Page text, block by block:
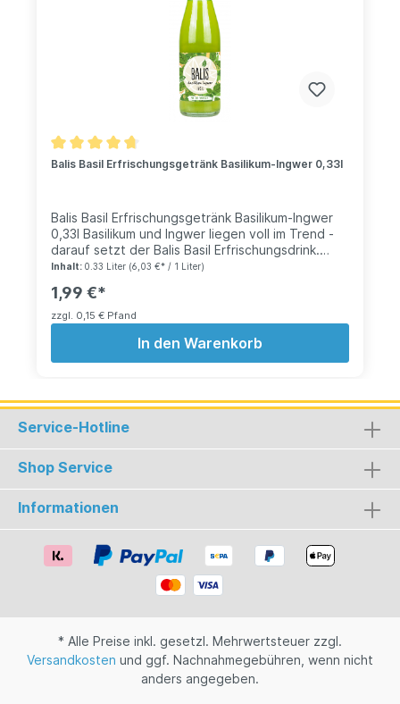
Balis Basil Erfrischungsgetränk Basilikum-Ingwer 0,33l
Balis Basil Erfrischungsgetränk Basilikum-Ingwer
0,33l Basilikum und Ingwer liegen voll im Trend -
darauf setzt der Balis Basil Erfrischungsdrink.
Erfrischend grüne Farbe sorgen nicht nur beim
Geschmack. Natürliche Aromen und natürliche
Fruchtsüße zeichnen dieses Getränk aus.
Limette, Orange, Zitrone und ein Hauch Holunder
runden das geschmackliche Ergebnis ab.
Natürlich ist Balis Basil vegan & glutenfrei -
Inhalt: 0.33 Liter (6,03 €* / 1 Liter)
1,99 €*
zzgl. 0,15 € Pfand
In den Warenkorb
Service-Hotline
Shop Service
Informationen
* Alle Preise inkl. gesetzl. Mehrwertsteuer zzgl.
Versandkosten und ggf. Nachnahmegebühren, wenn nicht
anders angegeben.